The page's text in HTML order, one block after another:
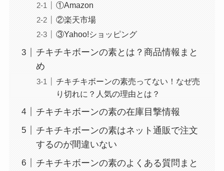
①Amazon
②楽天市場
③Yahoo!ショッピング
チキチキボーンの素とは？商品情報まと
め
チキチキボーンの素売ってない！なぜ売
り切れに？人気の理由とは？
チキチキボーンの素の在庫目撃情報
チキチキボーンの素はネット通販で注文
するのが間違いない
チキチキボーンの素のよくある質問まと